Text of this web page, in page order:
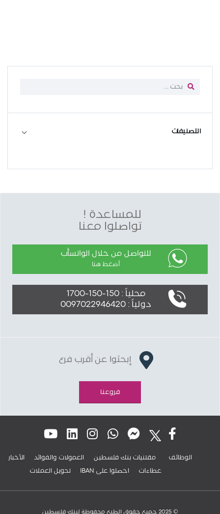
التصنيفات
للمساعدة !
تواصلوا معنا
للتواصل من خلال الواتسأب
أضغط هنا
محلياً : 150-150-1700
دولياً : 0097022946420
إبحثوا عن أقرب فرع
فروعنا
الوظائف مقتنيات بنك فلسطين العمولات والفوائد الأخبار
عطاءات IBAN احصلوا على تحويل العملات
© 2025 جميع حقوق الطبع محفوظة لبنك فلسطين